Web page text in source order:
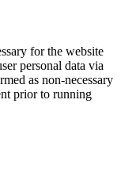
for the website
personal data via
as non-necessary
prior to running